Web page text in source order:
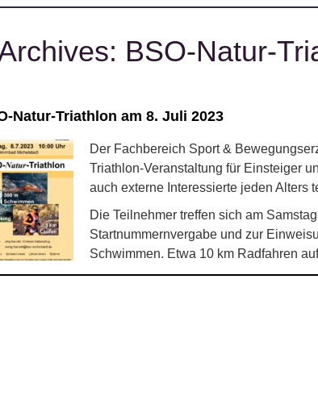
BSO-Natur-
Natur-Triathlon am 8. Juli 2023
Der Fachbereich Sport &
Triathlon-Veranstaltung für Einsteiger
auch externe Interessierte jeden Alters
Die Teilnehmer treffen sich am
Startnummernvergabe und zur
Schwimmen. Etwa 10 km Radfahren